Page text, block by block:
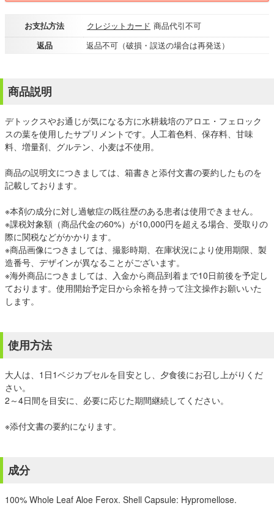
お支払方法 クレジットカード 商品代引不可
返品
返品不可（破損・誤送の場合は再発送）
商品説明
デトックスやお通じが気になる方に水耕栽培のアロエ・フェロック
スの葉を使用したサプリメントです。人工着色料、保存料、甘味
料、増量剤、グルテン、小麦は不使用。
商品の説明文につきましては、箱書きと添付文書の要約したものを
記載しております。
※本剤の成分に対し過敏症の既往歴のある患者は使用できません。
※課税対象額（商品代金の60%）が10,000円を超える場合、受取りの
際に関税などがかかります。
※商品画像につきましては、撮影時期、在庫状況により使用期限、製
造番号、デザインが異なることがございます。
※海外商品につきましては、入金から商品到着まで10日前後を予定し
ております。使用開始予定日から余裕を持って注文操作お願いいた
します。
使用方法
大人は、1日1ベジカプセルを目安とし、夕食後にお召し上がりくだ
さい。
2～4日間を目安に、必要に応じた期間継続してください。
※添付文書の要約になります。
成分
100% Whole Leaf Aloe Ferox. Shell Capsule: Hypromellose.